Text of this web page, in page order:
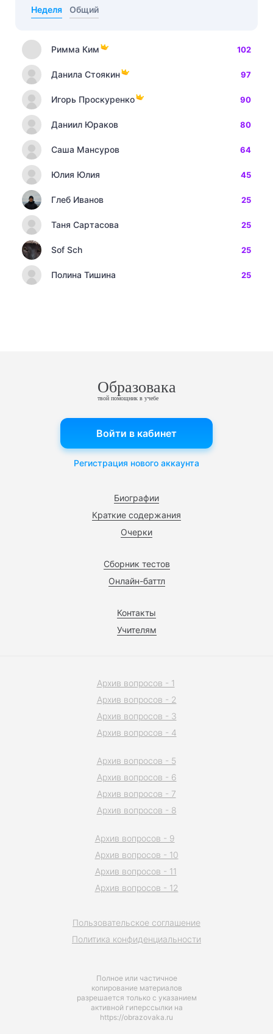
Неделя Общий
Римма Ким 102
Данила Стоякин 97
Игорь Проскуренко 90
Даниил Юраков 80
Саша Мансуров 64
Юлия Юлия 45
Глеб Иванов 25
Таня Сартасова 25
Sof Sch 25
Полина Тишина 25
Образовака
твой помощник в учебе
Биографии
Краткие содержания
Очерки
Сборник тестов
Онлайн-баттл
Контакты
Учителям
Войти в кабинет
Регистрация нового аккаунта
Полное или частичное
копирование материалов
разрешается только с указанием
активной гиперссылки на
https://obrazovaka.ru
Пользовательское соглашение
Политика конфиденциальности
Архив вопросов - 1
Архив вопросов - 2
Архив вопросов - 3
Архив вопросов - 4
Архив вопросов - 5
Архив вопросов - 6
Архив вопросов - 7
Архив вопросов - 8
Архив вопросов - 9
Архив вопросов - 10
Архив вопросов - 11
Архив вопросов - 12